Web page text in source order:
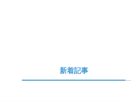
新着記事